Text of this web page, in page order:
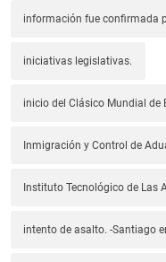
información fue confirmada
iniciativas legislativas.
inicio del Clásico Mundial de
Inmigración y Control de
Instituto Tecnológico de Las
intento de asalto. -Santiago